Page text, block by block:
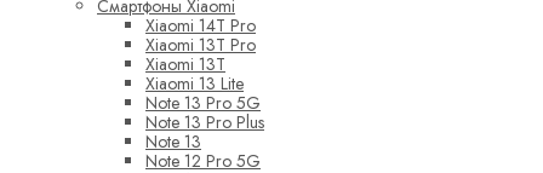
Смартфоны Xiaomi
Xiaomi 14T Pro
Xiaomi 13T Pro
Xiaomi 13T
Xiaomi 13 Lite
Note 13 Pro 5G
Note 13 Pro Plus
Note 13
Note 12 Pro 5G